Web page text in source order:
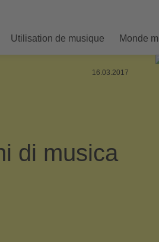
Utilisation de musique Monde
16.03.2017
di musica